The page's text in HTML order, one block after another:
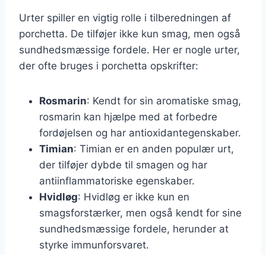
Urter spiller en vigtig rolle i tilberedningen af
porchetta. De tilføjer ikke kun smag, men også
sundhedsmæssige fordele. Her er nogle urter,
der ofte bruges i porchetta opskrifter:
Rosmarin: Kendt for sin aromatiske smag,
rosmarin kan hjælpe med at forbedre
fordøjelsen og har antioxidantegenskaber.
Timian: Timian er en anden populær urt,
der tilføjer dybde til smagen og har
antiinflammatoriske egenskaber.
Hvidløg: Hvidløg er ikke kun en
smagsforstærker, men også kendt for sine
sundhedsmæssige fordele, herunder at
styrke immunforsvaret.